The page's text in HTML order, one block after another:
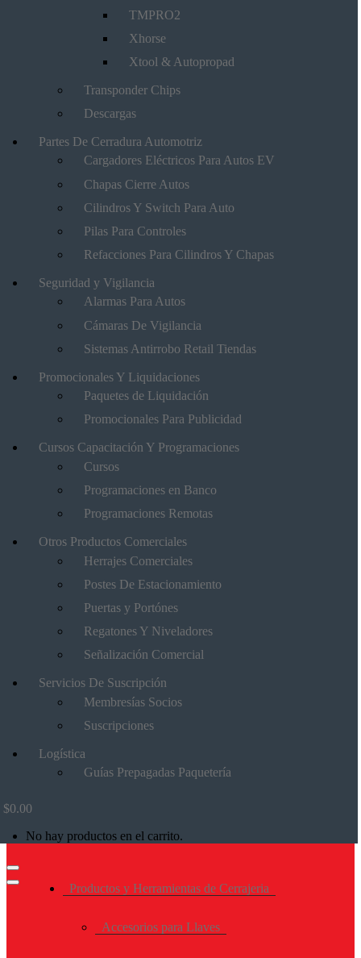
TMPRO2
Xhorse
Xtool & Autopropad
Transponder Chips
Descargas
Partes De Cerradura Automotriz
Cargadores Eléctricos Para Autos EV
Chapas Cierre Autos
Cilindros Y Switch Para Auto
Pilas Para Controles
Refacciones Para Cilindros Y Chapas
Seguridad y Vigilancia
Alarmas Para Autos
Cámaras De Vigilancia
Sistemas Antirrobo Retail Tiendas
Promocionales Y Liquidaciones
Paquetes de Liquidación
Promocionales Para Publicidad
Cursos Capacitación Y Programaciones
Cursos
Programaciones en Banco
Programaciones Remotas
Otros Productos Comerciales
Herrajes Comerciales
Postes De Estacionamiento
Puertas y Portónes
Regatones Y Niveladores
Señalización Comercial
Servicios De Suscripción
Membresías Socios
Suscripciones
Logística
Guías Prepagadas Paquetería
$0.00
No hay productos en el carrito.
Productos y Herramientas de Cerrajeria
Accesorios para Llaves